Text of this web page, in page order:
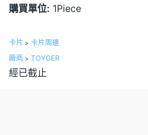
購買單位: 1Piece
卡片 > 卡片周邊
廠商 > TOYGER
經已截止